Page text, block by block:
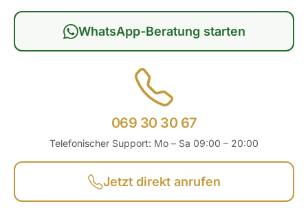
069 30 30 67
Telefonischer Support: Mo – Sa 09:00 – 20:00
Jetzt direkt anrufen
WhatsApp-Beratung starten